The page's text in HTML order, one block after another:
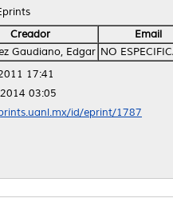
Creador Email
Gaudiano, Edgar NO
17:41
03:05
id/eprint/1787